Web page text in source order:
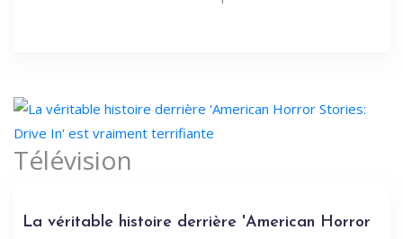
Télévision
La véritable histoire derrière 'American Horror